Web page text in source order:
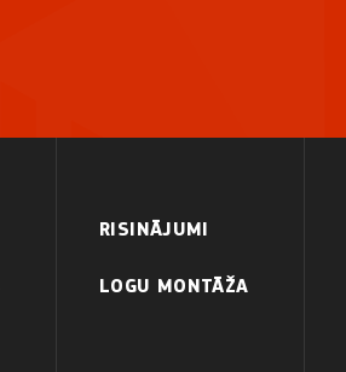
RISINĀJUMI
LOGU MONTĀŽA